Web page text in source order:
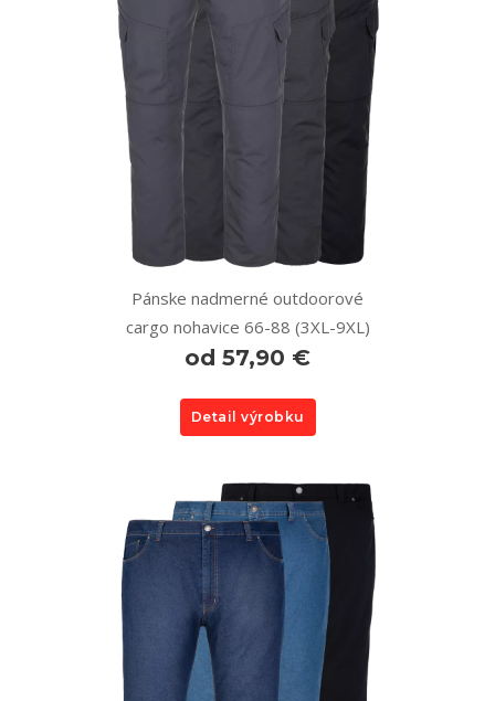
Pánske nadmerné outdoorové
cargo nohavice 66-88 (3XL-9XL)
od 57,90 €
Detail výrobku